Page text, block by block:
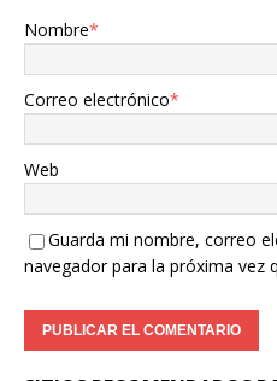
Nombre*
Correo electrónico*
Web
Guarda mi nombre, correo
navegador para la próxima vez